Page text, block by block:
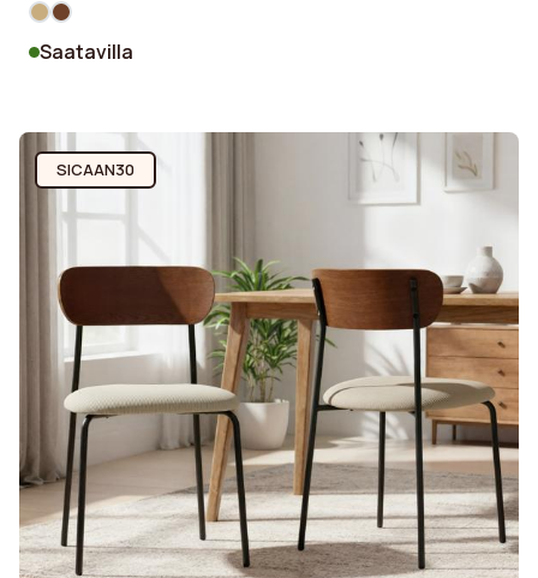
Saatavilla
SICAAN30